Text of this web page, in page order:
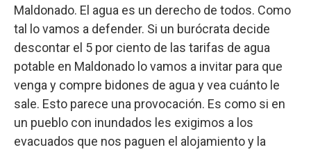
Maldonado. El agua es un derecho de todos. Como
tal lo vamos a defender. Si un burócrata decide
descontar el 5 por ciento de las tarifas de agua
potable en Maldonado lo vamos a invitar para que
venga y compre bidones de agua y vea cuánto le
sale. Esto parece una provocación. Es como si en
un pueblo con inundados les exigimos a los
evacuados que nos paguen el alojamiento y la